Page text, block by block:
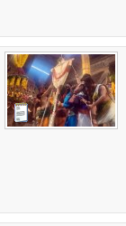
NewsIcon